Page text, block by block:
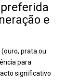
e
prata ou
para
significativo